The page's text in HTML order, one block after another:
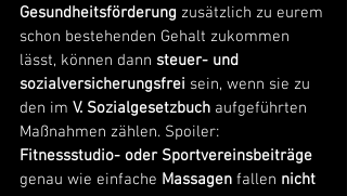
Gesundheitsförderung zusätzlich zu eurem
schon bestehenden Gehalt zukommen
lässt, können dann steuer- und
sozialversicherungsfrei sein, wenn sie zu
den im V. Sozialgesetzbuch aufgeführten
Maßnahmen zählen. Spoiler:
Fitnessstudio- oder Sportvereinsbeiträge
genau wie einfache Massagen fallen nicht